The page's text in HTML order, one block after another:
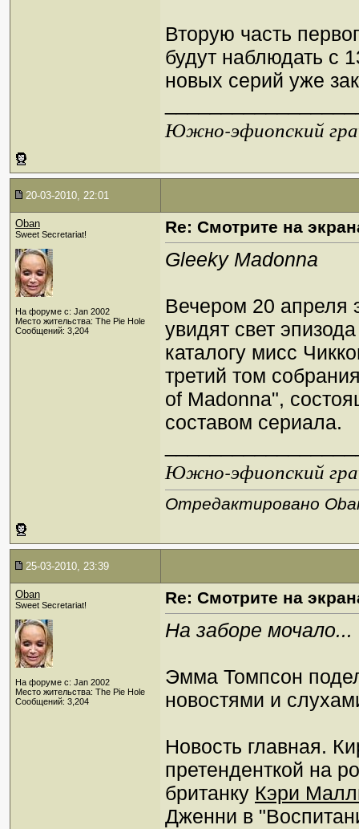
Вторую часть
будут наблюдать с
новых серий уже
Южно-эфиопский
20-03-2010, 22:01
Oban
Sweet Secretariat!
На форуме с: Jan 2002
Место жительства: The Pie Hole
Сообщений: 3,204
Re: Смотрите на
Gleeky Madonna
Вечером 20 апреля
увидят свет
каталогу мисс
третий том
of Madonna",
составом сериала.
Южно-эфиопский
Отредактировано
25-03-2010, 23:39
Oban
Sweet Secretariat!
На форуме с: Jan 2002
Место жительства: The Pie Hole
Сообщений: 3,204
Re: Смотрите на
На заборе мочало...
Эмма Томпсон
новостями и
Новость главная.
претенденткой на
британку Кэри
Дженни в